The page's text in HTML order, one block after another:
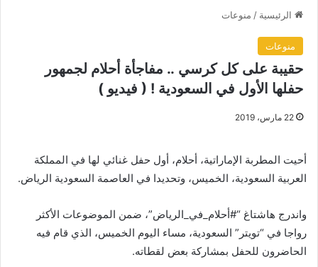
الرئيسية / منوعات
منوعات
حقيبة على كل كرسي .. مفاجأة أحلام لجمهور
حفلها الأول في السعودية ! ( فيديو )
22 مارس، 2019
أحيت المطربة الإماراتية، أحلام، أول حفل غنائي لها في المملكة
العربية السعودية، الخميس، وتحديدا في العاصمة السعودية الرياض.
واندرج هاشتاغ “#أحلام_في_الرياض”، ضمن الموضوعات الأكثر
رواجا في “تويتر” السعودية، مساء اليوم الخميس، الذي قام فيه
الحاضرون للحفل بمشاركة بعض لقطاته.